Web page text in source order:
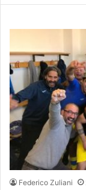
Federico Zuliani